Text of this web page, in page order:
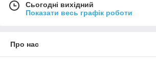
Сьогодні вихідний
Показати весь графік роботи
Про нас